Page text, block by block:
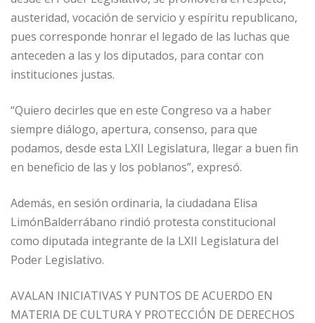
austeridad, vocación de servicio y espíritu republicano,
pues corresponde honrar el legado de las luchas que
anteceden a las y los diputados, para contar con
instituciones justas.
“Quiero decirles que en este Congreso va a haber
siempre diálogo, apertura, consenso, para que
podamos, desde esta LXII Legislatura, llegar a buen fin
en beneficio de las y los poblanos”, expresó.
Además, en sesión ordinaria, la ciudadana Elisa
LimónBalderrábano rindió protesta constitucional
como diputada integrante de la LXII Legislatura del
Poder Legislativo.
AVALAN INICIATIVAS Y PUNTOS DE ACUERDO EN
MATERIA DE CULTURA Y PROTECCIÓN DE DERECHOS